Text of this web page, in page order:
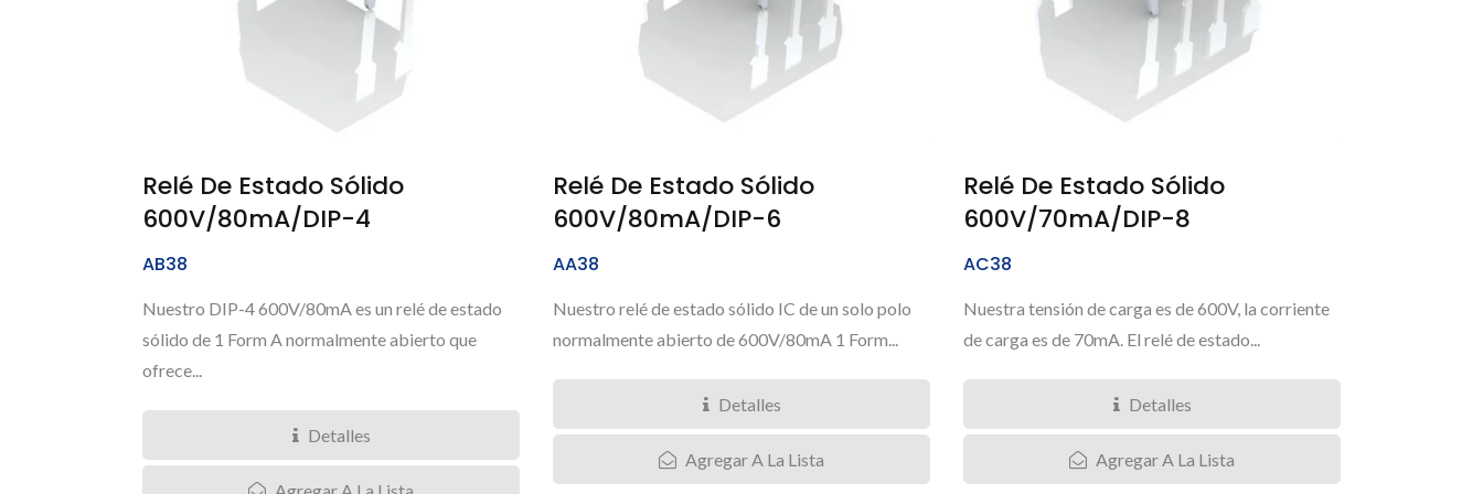
Relé De Estado Sólido
600V/80mA/DIP-4
AB38
Nuestro DIP-4 600V/80mA es un relé de estado
sólido de 1 Form A normalmente abierto que
ofrece...
Detalles
Agregar A La Lista
Relé De Estado Sólido
600V/80mA/DIP-6
AA38
Nuestro relé de estado sólido IC de un solo polo
normalmente abierto de 600V/80mA 1 Form...
Detalles
Agregar A La Lista
Relé De Estado Sólido
600V/70mA/DIP-8
AC38
Nuestra tensión de carga es de 600V, la corriente
de carga es de 70mA. El relé de estado...
Detalles
Agregar A La Lista